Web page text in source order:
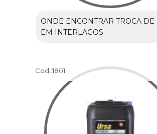
ONDE ENCONTRAR TROCA DE
EM INTERLAGOS
Cod.:1801